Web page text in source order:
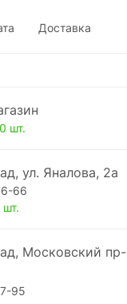
Доставка
шт.
ул. Яналова, 2а
66
шт.
Московский пр-
95